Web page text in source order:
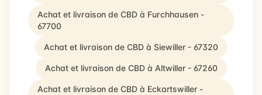
Achat et livraison de CBD à Furchhausen -
67700
Achat et livraison de CBD à Siewiller - 67320
Achat et livraison de CBD à Altwiller - 67260
Achat et livraison de CBD à Eckartswiller -